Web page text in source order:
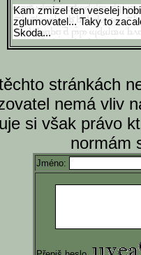
Kam zmizel ten veselej
zglumovatel... Taky to
Skoda...
stránkách
nemá vliv
si však právo
normám
Jméno: